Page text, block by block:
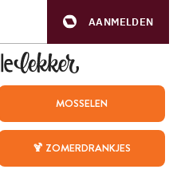
AANMELDEN
MOSSELEN
🍹 ZOMERDRANKJES